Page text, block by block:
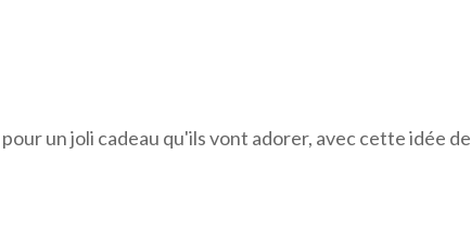
pour un joli cadeau qu'ils vont adorer, avec cette idée de